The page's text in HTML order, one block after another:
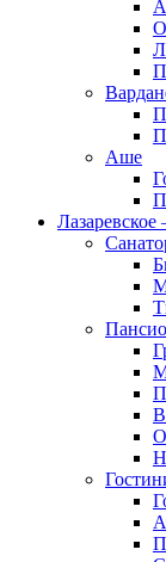
Аше
Лазаревское